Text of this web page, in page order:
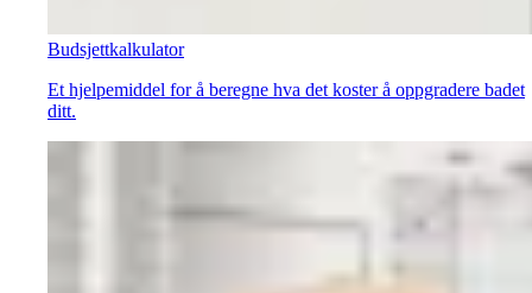
Budsjettkalkulator
Et hjelpemiddel for å beregne hva det koster å oppgradere badet
ditt.